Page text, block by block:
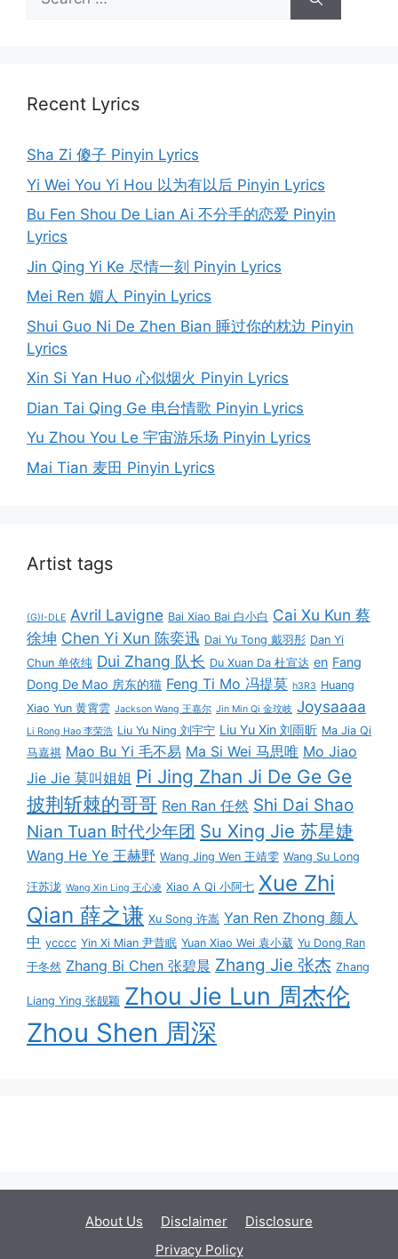
for:
Recent Lyrics
Sha Zi 傻子 Pinyin Lyrics
Yi Wei You Yi Hou 以为有以后 Pinyin Lyrics
Bu Fen Shou De Lian Ai 不分手的恋爱 Pinyin
Lyrics
Jin Qing Yi Ke 尽情一刻 Pinyin Lyrics
Mei Ren 媚人 Pinyin Lyrics
Shui Guo Ni De Zhen Bian 睡过你的枕边 Pinyin
Lyrics
Xin Si Yan Huo 心似烟火 Pinyin Lyrics
Dian Tai Qing Ge 电台情歌 Pinyin Lyrics
Yu Zhou You Le 宇宙游乐场 Pinyin Lyrics
Mai Tian 麦田 Pinyin Lyrics
Artist tags
(G)I-DLE Avril Lavigne Bai Xiao Bai 白小白 Cai Xu Kun 蔡
徐坤 Chen Yi Xun 陈奕迅 Dai Yu Tong 戴羽彤 Dan Yi
Chun 单依纯 Dui Zhang 队长 Du Xuan Da 杜宣达 en Fang
Dong De Mao 房东的猫 Feng Ti Mo 冯提莫 h3R3 Huang
Xiao Yun 黄霄雲 Jackson Wang 王嘉尔 Jin Min Qi 金玟岐 Joysaaaa
Li Rong Hao 李荣浩 Liu Yu Ning 刘宇宁 Liu Yu Xin 刘雨昕 Ma Jia Qi
马嘉祺 Mao Bu Yi 毛不易 Ma Si Wei 马思唯 Mo Jiao
Jie Jie 莫叫姐姐 Pi Jing Zhan Ji De Ge Ge
披荆斩棘的哥哥 Ren Ran 任然 Shi Dai Shao
Nian Tuan 时代少年团 Su Xing Jie 苏星婕
Wang He Ye 王赫野 Wang Jing Wen 王靖雯 Wang Su Long
汪苏泷 Wang Xin Ling 王心凌 Xiao A Qi 小阿七 Xue Zhi
Qian 薛之谦 Xu Song 许嵩 Yan Ren Zhong 颜人
中 ycccc Yin Xi Mian 尹昔眠 Yuan Xiao Wei 袁小葳 Yu Dong Ran
于冬然 Zhang Bi Chen 张碧晨 Zhang Jie 张杰 Zhang
Liang Ying 张靓颖 Zhou Jie Lun 周杰伦
Zhou Shen 周深
About Us Disclaimer
Disclosure
Privacy Policy